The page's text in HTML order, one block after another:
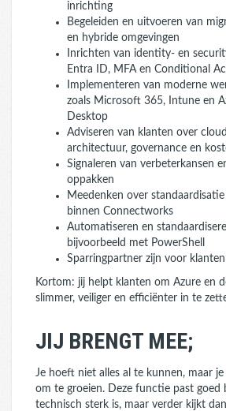
inrichting
Begeleiden en uitvoeren van
en hybride omgevingen
Inrichten van identity- en
Entra ID, MFA en Conditional
Implementeren van moderne
zoals Microsoft 365, Intune en
Desktop
Adviseren van klanten over
architectuur, governance en
Signaleren van verbeterkansen
oppakken
Meedenken over
binnen Connectworks
Automatiseren en
bijvoorbeeld met PowerShell
Sparringpartner zijn voor
Kortom: jij helpt klanten om Azure en
slimmer, veiliger en efficiënter in te
JIJ BRENGT MEE;
Je hoeft niet alles al te kunnen, maar
om te groeien. Deze functie past goed
technisch sterk is, maar verder kijkt